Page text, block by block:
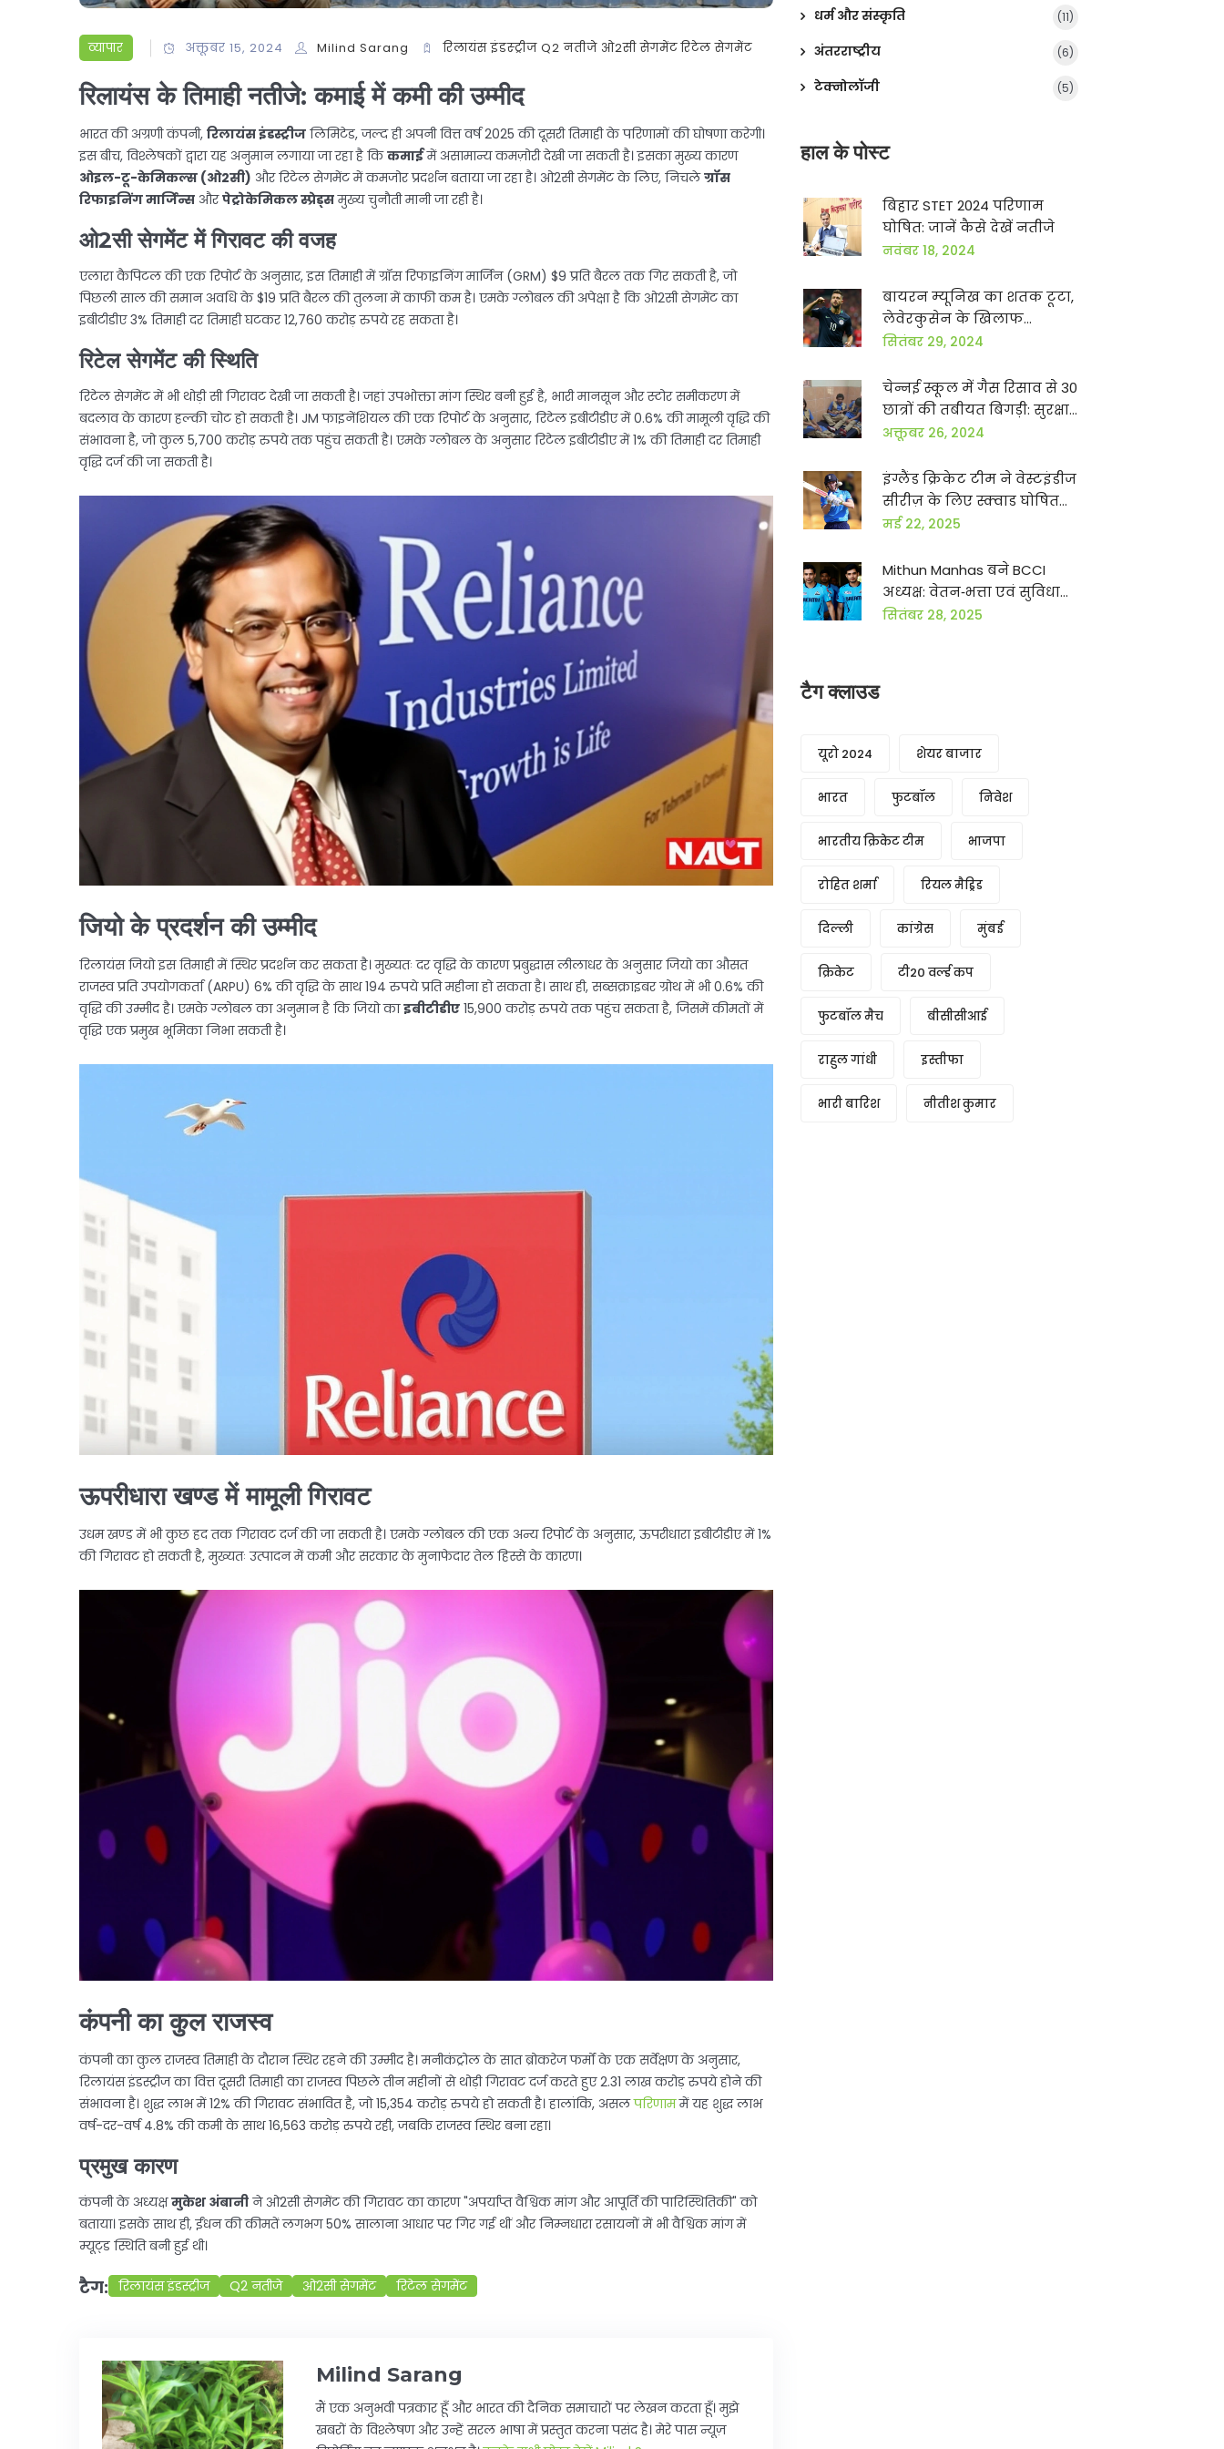
व्यापार अक्तूबर 15, 2024 Milind Sarang रिलायंस इंडस्ट्रीज Q2 नतीजे ओ2सी सेगमेंट रिटेल सेगमेंट
रिलायंस के तिमाही नतीजे: कमाई में कमी की उम्मीद
भारत की अग्रणी कंपनी, रिलायंस इंडस्ट्रीज लिमिटेड, जल्द ही अपनी वित्त वर्ष 2025 की दूसरी तिमाही के परिणामों की घोषणा करेगी।
इस बीच, विश्लेषकों द्वारा यह अनुमान लगाया जा रहा है किकमाईमें असामान्य कमज़ोरी देखी जा सकती है। इसका मुख्य कारण
ओइल-टू-केमिकल्स (ओ2सी) और रिटेल सेगमेंट में कमजोर प्रदर्शन बताया जा रहा है। ओ2सी सेगमेंट के लिए, निचलेग्रॉस
रिफाइनिंग मार्जिन्स औरपेट्रोकेमिकल स्प्रेड्समुख्य चुनौती मानी जा रही है।
ओ2सी सेगमेंट में गिरावट की वजह
एलारा कैपिटल की एक रिपोर्ट के अनुसार, इस तिमाही में ग्रॉस रिफाइनिंग मार्जिन (GRM) $9 प्रति बैरल तक गिर सकती है, जो
पिछली साल की समान अवधि के $19 प्रति बैरल की तुलना में काफी कम है। एमके ग्लोबल की अपेक्षा है कि ओ2सी सेगमेंट का
इबीटीडीए 3% तिमाही दर तिमाही घटकर 12,760 करोड़ रुपये रह सकता है।
रिटेल सेगमेंट की स्थिति
रिटेल सेगमेंट में भी थोड़ी सी गिरावट देखी जा सकती है। जहां उपभोक्ता मांग स्थिर बनी हुई है, भारी मानसून और स्टोर समीकरण में
बदलाव के कारण हल्की चोट हो सकती है। JM फाइनेंशियल की एक रिपोर्ट के अनुसार, रिटेल इबीटीडीए में 0.6% की मामूली वृद्धि की
संभावना है, जो कुल 5,700 करोड़ रुपये तक पहुंच सकती है। एमके ग्लोबल के अनुसार रिटेल इबीटीडीए में 1% की तिमाही दर तिमाही
वृद्धि दर्ज की जा सकती है।
जियो के प्रदर्शन की उम्मीद
रिलायंस जियो इस तिमाही में स्थिर प्रदर्शन कर सकता है। मुख्यतः दर वृद्धि के कारण प्रबुद्धास लीलाधर के अनुसार जियो का औसत
राजस्व प्रति उपयोगकर्ता (ARPU) 6% की वृद्धि के साथ 194 रुपये प्रति महीना हो सकता है। साथ ही, सब्सक्राइबर ग्रोथ में भी 0.6% की
वृद्धि की उम्मीद है। एमके ग्लोबल का अनुमान है कि जियो काइबीटीडीए 15,900 करोड़ रुपये तक पहुंच सकता है, जिसमें कीमतों में
वृद्धि एक प्रमुख भूमिका निभा सकती है।
ऊपरीधारा खण्ड में मामूली गिरावट
उधम खण्ड में भी कुछ हद तक गिरावट दर्ज की जा सकती है। एमके ग्लोबल की एक अन्य रिपोर्ट के अनुसार, ऊपरीधारा इबीटीडीए में 1%
की गिरावट हो सकती है, मुख्यतः उत्पादन में कमी और सरकार के मुनाफेदार तेल हिस्से के कारण।
कंपनी का कुल राजस्व
कंपनी का कुल राजस्व तिमाही के दौरान स्थिर रहने की उम्मीद है। मनीकंट्रोल के सात ब्रोकरेज फर्मों के एक सर्वेक्षण के अनुसार,
रिलायंस इंडस्ट्रीज का वित्त दूसरी तिमाही का राजस्व पिछले तीन महीनों से थोड़ी गिरावट दर्ज करते हुए 2.31 लाख करोड़ रुपये होने की
संभावना है। शुद्ध लाभ में 12% की गिरावट संभावित है, जो 15,354 करोड़ रुपये हो सकती है। हालांकि, असलपरिणाममें यह शुद्ध लाभ
वर्ष-दर-वर्ष 4.8% की कमी के साथ 16,563 करोड़ रुपये रही, जबकि राजस्व स्थिर बना रहा।
प्रमुख कारण
कंपनी के अध्यक्षमुकेश अंबानी ने ओ2सी सेगमेंट की गिरावट का कारण "अपर्याप्त वैश्विक मांग और आपूर्ति की पारिस्थितिकी" को
बताया। इसके साथ ही, ईंधन की कीमतें लगभग 50% सालाना आधार पर गिर गई थीं और निम्नधारा रसायनों में भी वैश्विक मांग में
म्यूट्ड स्थिति बनी हुई थी।
टैग: रिलायंस इंडस्ट्रीज Q2 नतीजे ओ2सी सेगमेंट रिटेल सेगमेंट
Milind Sarang
मैं एक अनुभवी पत्रकार हूँ और भारत की दैनिक समाचारों पर लेखन करता हूँ। मुझे
खबरों के विश्लेषण और उन्हें सरल भाषा में प्रस्तुत करना पसंद है। मेरे पास न्यूज़
धर्म और संस्कृति (11)
अंतरराष्ट्रीय (6)
टेक्नोलॉजी (5)
हाल के पोस्ट
बिहार STET 2024 परिणाम
घोषित: जानें कैसे देखें नतीजे
नवंबर 18, 2024
बायरन म्यूनिख का शतक टूटा,
लेवेरकुसेन के खिलाफ
पावलोविक का धमाका
सितंबर 29, 2024
चेन्नई स्कूल में गैस रिसाव से 30
छात्रों की तबीयत बिगड़ी: सुरक्षा
पर सवाल
अक्तूबर 26, 2024
इंग्लैंड क्रिकेट टीम ने वेस्टइंडीज
सीरीज़ के लिए स्क्वाड घोषित
किया, हैरी ब्रुक को दोनों फॉर्मेट
मई 22, 2025
Mithun Manhas बने BCCI
अध्यक्ष: वेतन‑भत्ता एवं सुविधाओं
का खुलासा
सितंबर 28, 2025
टैग क्लाउड
यूरो 2024 शेयर बाजार
भारत फुटबॉल निवेश
भारतीय क्रिकेट टीम भाजपा
रोहित शर्मा रियल मैड्रिड
दिल्ली कांग्रेस मुंबई
क्रिकेट टी20 वर्ल्ड कप
फुटबॉल मैच बीसीसीआई
राहुल गांधी इस्तीफा
भारी बारिश नीतीश कुमार